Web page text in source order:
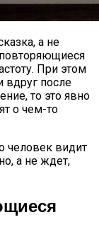
а не
повторяющиеся
При этом
вдруг после
то это явно
о чем-то
человек видит
а не ждет,